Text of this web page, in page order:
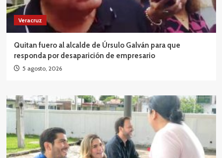
Veracruz
Quitan fuero al alcalde de Úrsulo Galván para que
responda por desaparición de empresario
5 agosto, 2026